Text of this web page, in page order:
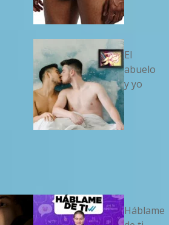
El
abuelo
y yo
Háblame